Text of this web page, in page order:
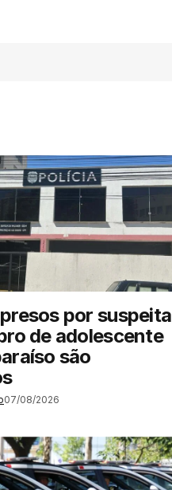
por suspeita
de adolescente
são
07/08/2026